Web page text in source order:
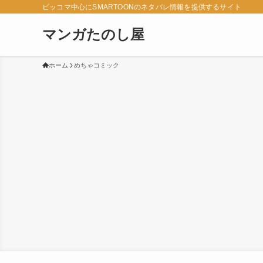
ピッコマ中心にSMARTOONのネタバレ情報を提供するサイト
マンガたのし屋
ホーム めちゃコミック